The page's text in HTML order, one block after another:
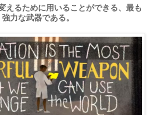
えるために用いることができる、最も
強力な武器である。